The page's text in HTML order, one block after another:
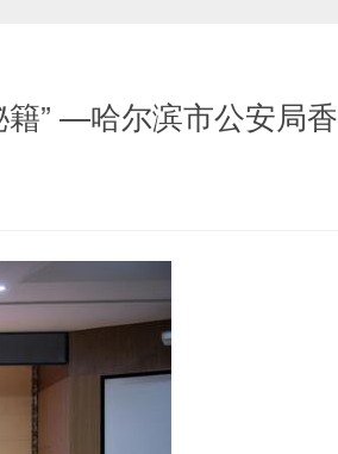
籍” —哈尔滨市公安局香